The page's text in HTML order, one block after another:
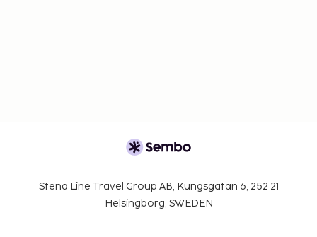
Stena Line Travel Group AB, Kungsgatan 6, 252 21
Helsingborg, SWEDEN